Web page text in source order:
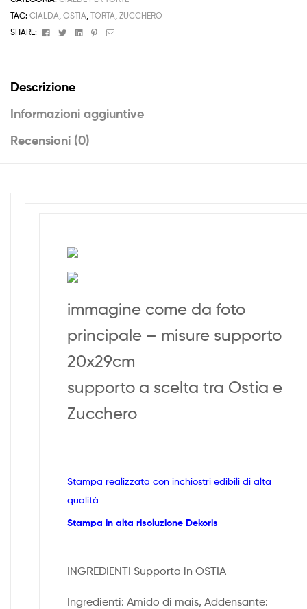
PERSONALIZZABILE
TAG: CIALDA, OSTIA, TORTA, ZUCCHERO
SHARE:
FacebookTwitterLinkedinPinterest
Email
Descrizione
Informazioni aggiuntive
Recensioni (0)
immagine come da foto
principale – misure supporto
20x29cm
supporto a scelta tra Ostia e
Zucchero
Stampa realizzata con inchiostri edibili di alta
qualità
Stampa in alta risoluzione Dekoris
INGREDIENTI Supporto in OSTIA
Ingredienti: Amido di mais, Addensante: